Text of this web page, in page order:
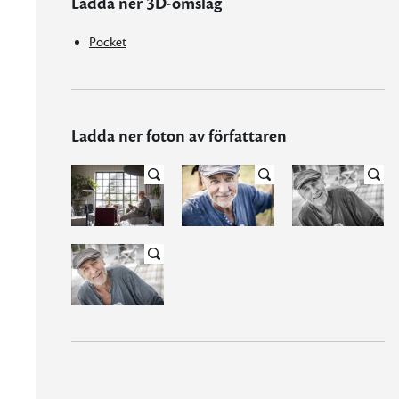
Pocket
Ladda ner foton av författaren